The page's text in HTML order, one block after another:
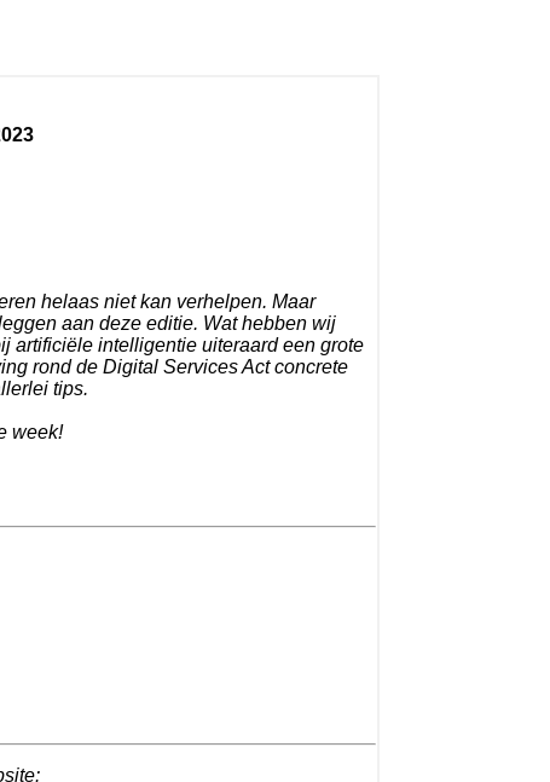
helaas niet kan verhelpen. Maar
aan deze editie. Wat hebben wij
artificiële intelligentie uiteraard een grote
rond de Digital Services Act concrete
tips.
week!